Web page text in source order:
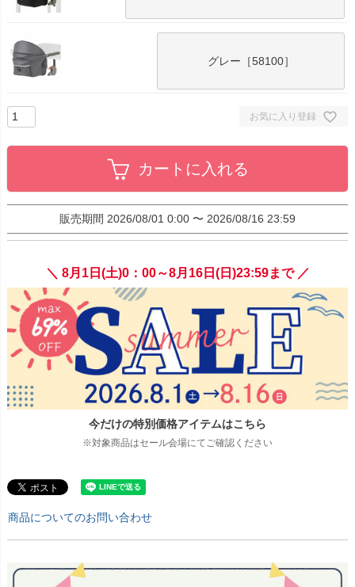
グレー［58100］
お気に入り登録
カートに入れる
販売期間 2026/08/01 0:00 〜 2026/08/16 23:59
＼ 8月1日(土)0：00～8月16日(日)23:59まで ／
今だけの特別価格アイテムはこちら
※対象商品はセール会場にてご確認ください
商品についてのお問い合わせ